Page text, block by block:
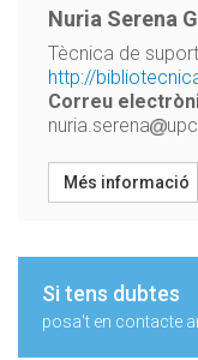
Nuria Serena
Tècnica de
http://
Correu
nuria.serena
Més informació
Si tens dubtes
posa't en contacte